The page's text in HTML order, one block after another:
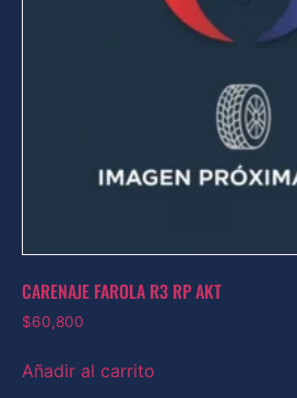
CARENAJE FAROLA R3 RP AKT
$60,800
Añadir al carrito